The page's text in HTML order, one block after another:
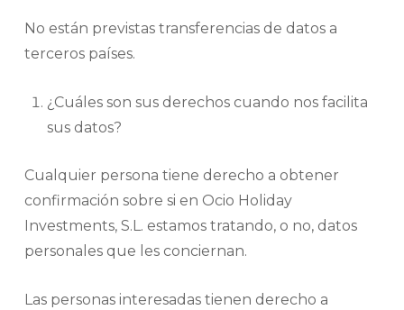
No están previstas transferencias de datos a
terceros países.
¿Cuáles son sus derechos cuando nos facilita
sus datos?
Cualquier persona tiene derecho a obtener
confirmación sobre si en Ocio Holiday
Investments, S.L. estamos tratando, o no, datos
personales que les conciernan.
Las personas interesadas tienen derecho a